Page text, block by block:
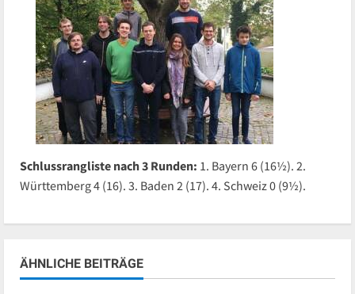
Schlussrangliste nach 3 Runden: 1. Bayern 6 (16½). 2.
Württemberg 4 (16). 3. Baden 2 (17). 4. Schweiz 0 (9½).
ÄHNLICHE BEITRÄGE